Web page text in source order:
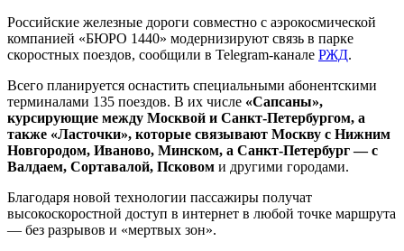
Российские железные дороги совместно с аэрокосмической
компанией «БЮРО 1440» модернизируют связь в парке
скоростных поездов, сообщили в Telegram-канале РЖД.
Всего планируется оснастить специальными абонентскими
терминалами 135 поездов. В их числе «Сапсаны»,
курсирующие между Москвой и Санкт-Петербургом, а
также «Ласточки», которые связывают Москву с Нижним
Новгородом, Иваново, Минском, а Санкт-Петербург — с
Валдаем, Сортавалой, Псковом и другими городами.
Благодаря новой технологии пассажиры получат
высокоскоростной доступ в интернет в любой точке маршрута
— без разрывов и «мертвых зон».